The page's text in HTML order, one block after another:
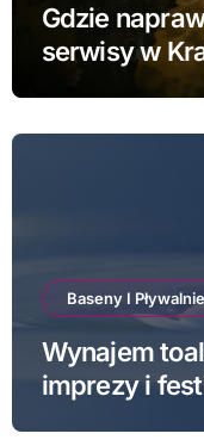
Gdzie
serwisy w
Poznaniu i
Baseny I Pływalnie
Wynajem
imprezy i